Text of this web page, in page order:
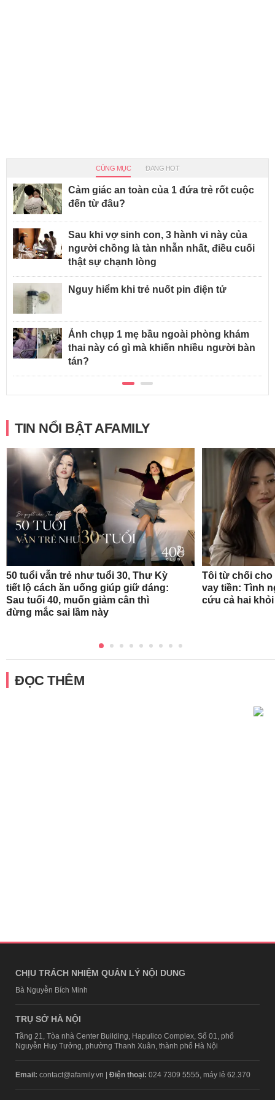
CÙNG MỤC ĐANG HOT
Cảm giác an toàn của 1 đứa trẻ rốt cuộc
đến từ đâu?
Sau khi vợ sinh con, 3 hành vi này của
người chồng là tàn nhẫn nhất, điều cuối
thật sự chạnh lòng
Nguy hiểm khi trẻ nuốt pin điện tử
Ảnh chụp 1 mẹ bầu ngoài phòng khám
thai này có gì mà khiến nhiều người bàn
tán?
TIN NỔI BẬT AFAMILY
50 tuổi vẫn trẻ như tuổi 30, Thư Kỳ
tiết lộ cách ăn uống giúp giữ dáng:
Sau tuổi 40, muốn giảm cân thì
đừng mắc sai lầm này
Tôi từ chối
vay tiền: Tình
cứu cả hai
ĐỌC THÊM
CHỊU TRÁCH NHIỆM QUẢN LÝ NỘI DUNG
Bà Nguyễn Bích Minh
TRỤ SỞ HÀ NỘI
Tầng 21, Tòa nhà Center Building, Hapulico Complex, Số 01, phố
Nguyễn Huy Tưởng, phường Thanh Xuân, thành phố Hà Nội
Email: contact@afamily.vn | Điện thoại: 024 7309 5555, máy lẻ 62.370